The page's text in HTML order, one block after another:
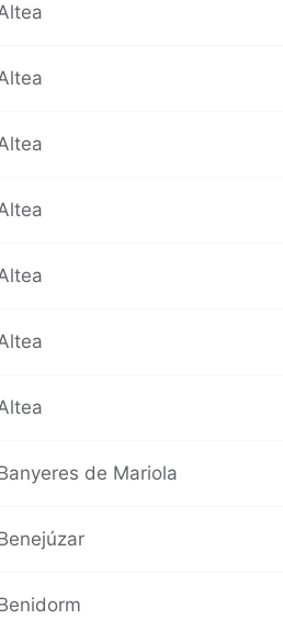
de Mariola